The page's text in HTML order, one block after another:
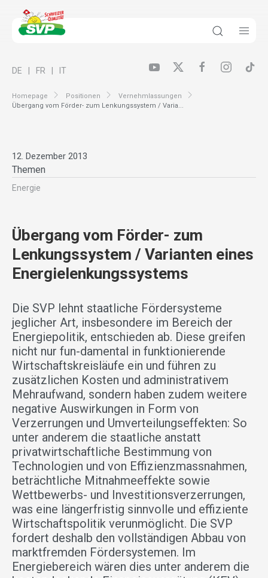
Homepage Positionen
Vernehmlassungen
Übergang vom Förder- zum Lenkungssystem / Varia...
DE FR IT
12. Dezember 2013
Themen
Energie
Übergang vom Förder- zum
Lenkungssystem / Varianten eines
Energielenkungssystems
Die SVP lehnt staatliche Fördersysteme
jeglicher Art, insbesondere im Bereich der
Energiepolitik, entschieden ab. Diese greifen
nicht nur fun-damental in funktionierende
Wirtschaftskreisläufe ein und führen zu
zusätzlichen Kosten und administrativem
Mehraufwand, sondern haben zudem weitere
negative Auswirkungen in Form von
Verzerrungen und Umverteilungseffekten: So
unter anderem die staatliche anstatt
privatwirtschaftliche Bestimmung von
Technologien und von Effizienzmassnahmen,
beträchtliche Mitnahmeeffekte sowie
Wettbewerbs- und Investitionsverzerrungen,
was eine längerfristig sinnvolle und effiziente
Wirtschaftspolitik verunmöglicht. Die SVP
fordert deshalb den vollständigen Abbau von
marktfremden Fördersystemen. Im
Energiebereich wären dies unter anderem die